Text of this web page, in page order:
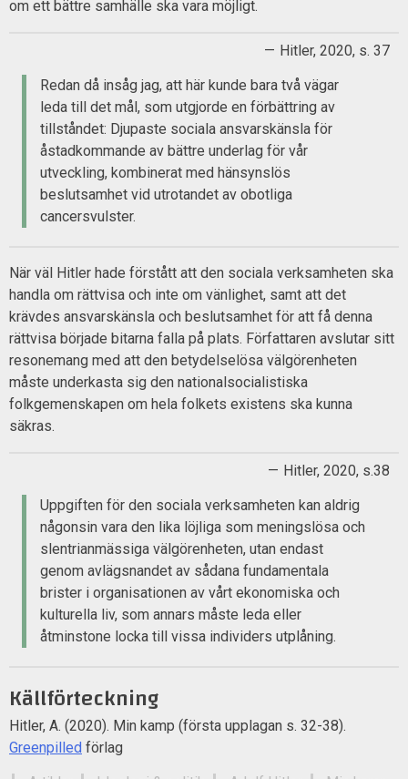
om ett bättre samhälle ska vara möjligt.
Redan då insåg jag, att här kunde bara två vägar
leda till det mål, som utgjorde en förbättring av
tillståndet: Djupaste sociala ansvarskänsla för
åstadkommande av bättre underlag för vår
utveckling, kombinerat med hänsynslös
beslutsamhet vid utrotandet av obotliga
cancersvulster.
Hitler, 2020, s. 37
När väl Hitler hade förstått att den sociala verksamheten ska
handla om rättvisa och inte om vänlighet, samt att det
krävdes ansvarskänsla och beslutsamhet för att få denna
rättvisa började bitarna falla på plats. Författaren avslutar sitt
resonemang med att den betydelselösa välgörenheten
måste underkasta sig den nationalsocialistiska
folkgemenskapen om hela folkets existens ska kunna
säkras.
Uppgiften för den sociala verksamheten kan aldrig
någonsin vara den lika löjliga som meningslösa och
slentrianmässiga välgörenheten, utan endast
genom avlägsnandet av sådana fundamentala
brister i organisationen av vårt ekonomiska och
kulturella liv, som annars måste leda eller
åtminstone locka till vissa individers utplåning.
Hitler, 2020, s.38
Källförteckning
Hitler, A. (2020). Min kamp (första upplagan s. 32-38).
Greenpilled förlag